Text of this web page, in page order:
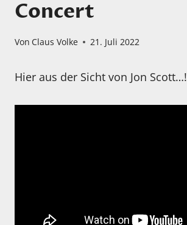
Concert
Von Claus Volke 21. Juli 2022
Hier aus der Sicht von Jon Scott…!